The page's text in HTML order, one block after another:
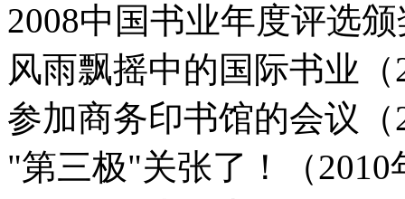
2008中国书业年度评选
风雨飘摇中的国际书业（
参加商务印书馆的会议（
"第三极"关张了！（2010